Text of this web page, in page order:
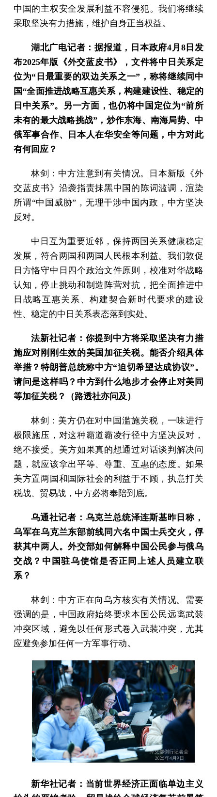
中国的主权安全发展利益不容侵犯。我们将继续
采取坚决有力措施，维护自身正当权益。
湖北广电记者：据报道，日本政府4月8日发
布2025年版《外交蓝皮书》，文件将中日关系定
位为“日最重要的双边关系之一”，称将继续同中
国“全面推进战略互惠关系，构建建设性、稳定的
日中关系”。另一方面，也仍将中国定位为“前所
未有的最大战略挑战”，炒作东海、南海局势、中
俄军事合作、日本人在华安全等问题，中方对此
有何回应？
林剑：中方注意到有关情况。日本新版《外
交蓝皮书》沿袭指责抹黑中国的陈词滥调，渲染
所谓“中国威胁”，无理干涉中国内政，中方坚决
反对。
中日互为重要近邻，保持两国关系健康稳定
发展，符合两国和两国人民根本利益。我们敦促
日方恪守中日四个政治文件原则，校准对华战略
认知，停止挑动和制造阵营对抗，把全面推进中
日战略互惠关系、构建契合新时代要求的建设
性、稳定的中日关系表态落到实处。
法新社记者：你提到中方将采取坚决有力措
施应对刚刚生效的美国加征关税。能否介绍具体
举措？特朗普总统称中方“迫切希望达成协议”。
请问是这样吗？中方到什么地步才会停止对美同
等加征关税？（路透社亦问及）
林剑：美方仍在对中国滥施关税，一味进行
极限施压，对这种霸道霸凌行径中方坚决反对，
绝不接受。美方如果真的想通过对话谈判解决问
题，就应该拿出平等、尊重、互惠的态度。如果
美方置两国和国际社会的利益于不顾，执意打关
税战、贸易战，中方必将奉陪到底。
乌通社记者：乌克兰总统泽连斯基昨日称，
乌军在乌克兰东部前线同六名中国士兵交火，俘
获其中两人。外交部如何解释中国公民参与俄乌
交战？中国驻乌使馆是否正同上述人员建立联
系？
林剑：中方正在向乌方核实有关情况。需要
强调的是，中国政府始终要求本国公民远离武装
冲突区域，避免以任何形式卷入武装冲突，尤其
应避免参加任何一方军事行动。
新华社记者：当前世界经济正面临单边主义